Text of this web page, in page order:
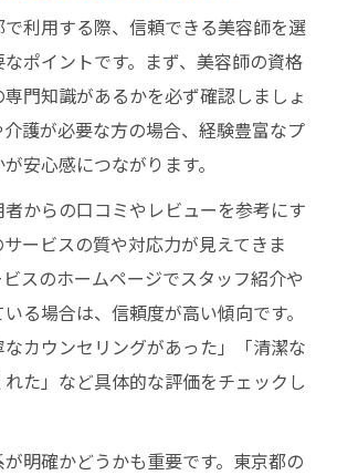
利用する際、信頼できる美容師を選
ポイントです。まず、美容師の資格
門知識があるかを必ず確認しましょ
護が必要な方の場合、経験豊富なプ
安心感につながります。
からの口コミやレビューを参考にす
ービスの質や対応力が見えてきま
スのホームページでスタッフ紹介や
る場合は、信頼度が高い傾向です。
カウンセリングがあった」「清潔な
た」など具体的な評価をチェックし
明確かどうかも重要です。東京都の